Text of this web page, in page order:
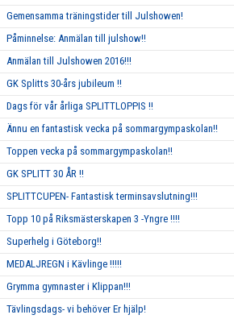
Gemensamma träningstider till Julshowen!
Påminnelse: Anmälan till julshow!!
Anmälan till Julshowen 2016!!!
GK Splitts 30-års jubileum !!
Dags för vår årliga SPLITTLOPPIS !!
Ännu en fantastisk vecka på sommargympaskolan!!
Toppen vecka på sommargympaskolan!!
GK SPLITT 30 ÅR !!
SPLITTCUPEN- Fantastisk terminsavslutning!!!
Topp 10 på Riksmästerskapen 3 -Yngre !!!!
Superhelg i Göteborg!!
MEDALJREGN i Kävlinge !!!!!
Grymma gymnaster i Klippan!!!
Tävlingsdags- vi behöver Er hjälp!